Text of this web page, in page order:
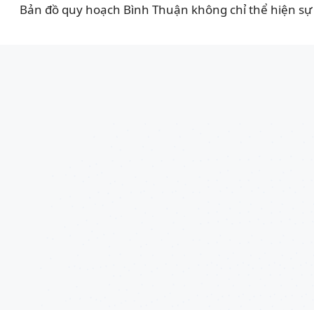
Bản đồ quy hoạch Bình Thuận không chỉ thể hiện